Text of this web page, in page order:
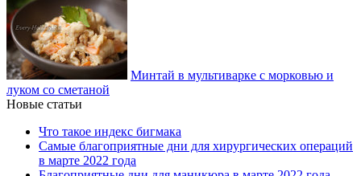
Минтай в мультиварке с морковью и
луком со сметаной
Новые статьи
Что такое индекс бигмака
Самые благоприятные дни для хирургических операций
в марте 2022 года